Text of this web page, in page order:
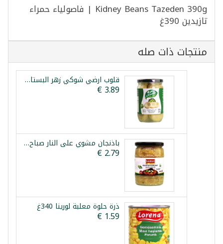
Kidney Beans Tazeden 390g | فاصولياء حمراء
تازيدين 390غ
منتجات ذات صله
قلوب ارضي شوكي زهر البستان 600غ
باذنجان مشوي على النار صباح شرقي 520غ
ذرة حلوة معلبة لورينا 340غ